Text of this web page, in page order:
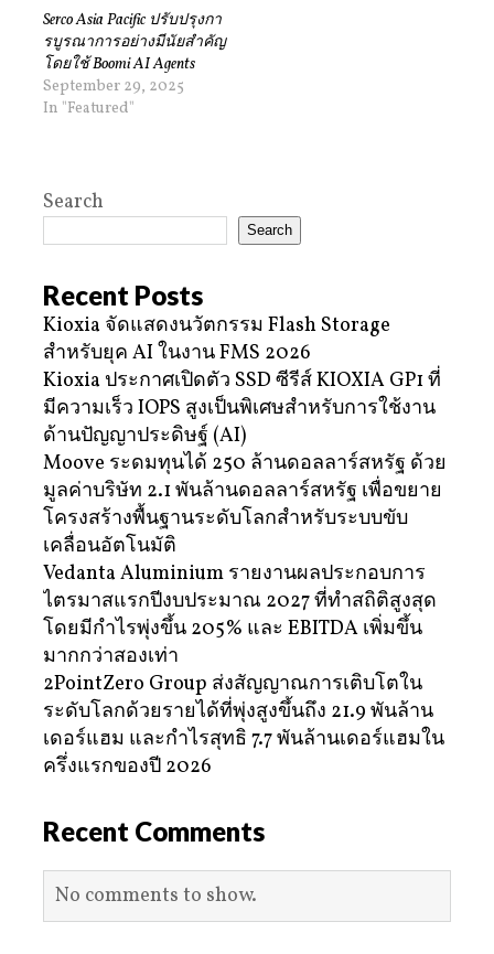
Serco Asia Pacific ปรับปรุงกา
รบูรณาการอย่างมีนัยสำคัญ
โดยใช้ Boomi AI Agents
September 29, 2025
In "Featured"
Search
Search
Recent Posts
Kioxia จัดแสดงนวัตกรรม Flash Storage
สำหรับยุค AI ในงาน FMS 2026
Kioxia ประกาศเปิดตัว SSD ซีรีส์ KIOXIA GP1 ที่
มีความเร็ว IOPS สูงเป็นพิเศษสำหรับการใช้งาน
ด้านปัญญาประดิษฐ์ (AI)
Moove ระดมทุนได้ 250 ล้านดอลลาร์สหรัฐ ด้วย
มูลค่าบริษัท 2.1 พันล้านดอลลาร์สหรัฐ เพื่อขยาย
โครงสร้างพื้นฐานระดับโลกสำหรับระบบขับ
เคลื่อนอัตโนมัติ
Vedanta Aluminium รายงานผลประกอบการ
ไตรมาสแรกปีงบประมาณ 2027 ที่ทำสถิติสูงสุด
โดยมีกำไรพุ่งขึ้น 205% และ EBITDA เพิ่มขึ้น
มากกว่าสองเท่า
2PointZero Group ส่งสัญญาณการเติบโตใน
ระดับโลกด้วยรายได้ที่พุ่งสูงขึ้นถึง 21.9 พันล้าน
เดอร์แฮม และกำไรสุทธิ 7.7 พันล้านเดอร์แฮมใน
ครึ่งแรกของปี 2026
Recent Comments
No comments to show.